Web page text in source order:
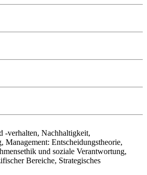
-verhalten, Nachhaltigkeit,
Management: Entscheidungstheorie,
und soziale Verantwortung,
Bereiche, Strategisches